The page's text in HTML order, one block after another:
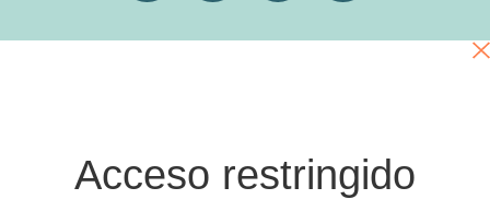
Acceso restringido